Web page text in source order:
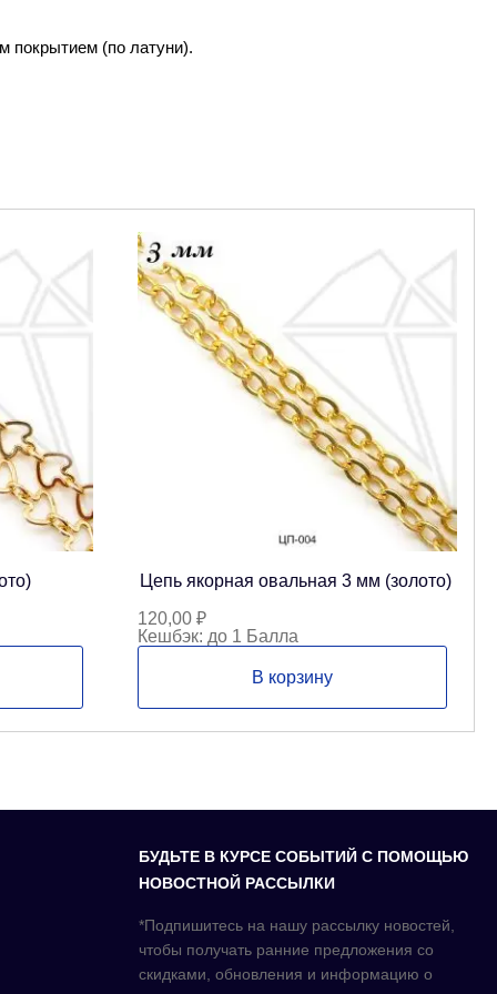
покрытием (по латуни).
Цепь якорная овальная 3 мм (золото)
120,00 ₽
Кешбэк: до 1 Балла
В корзину
БУДЬТЕ В КУРСЕ СОБЫТИЙ С ПОМОЩЬЮ
НОВОСТНОЙ РАССЫЛКИ
*Подпишитесь на нашу рассылку новостей,
чтобы получать ранние предложения со
скидками, обновления и информацию о